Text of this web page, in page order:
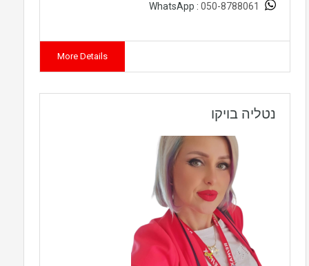
050-8788061
More Details
נטליה בויקו